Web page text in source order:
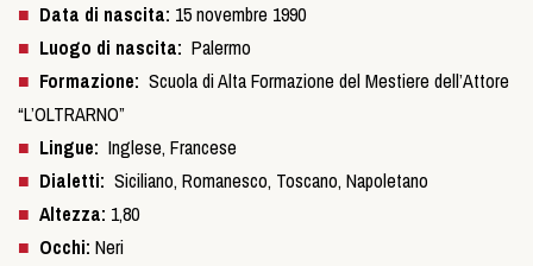
Data di nascita: 15 novembre 1990
Luogo di nascita: Palermo
Formazione: Scuola di Alta Formazione del Mestiere dell’Attore
“L’OLTRARNO”
Lingue: Inglese, Francese
Dialetti: Siciliano, Romanesco, Toscano, Napoletano
Altezza: 1,80
Occhi: Neri